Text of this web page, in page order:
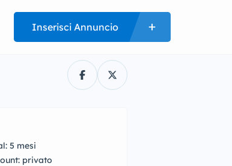
Inserisci Annuncio
5 mesi
privato